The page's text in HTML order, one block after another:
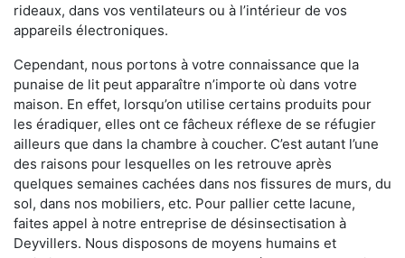
rideaux, dans vos ventilateurs ou à l’intérieur de vos
appareils électroniques.
Cependant, nous portons à votre connaissance que la
punaise de lit peut apparaître n’importe où dans votre
maison. En effet, lorsqu’on utilise certains produits pour
les éradiquer, elles ont ce fâcheux réflexe de se réfugier
ailleurs que dans la chambre à coucher. C’est autant l’une
des raisons pour lesquelles on les retrouve après
quelques semaines cachées dans nos fissures de murs, du
sol, dans nos mobiliers, etc. Pour pallier cette lacune,
faites appel à notre entreprise de désinsectisation à
Deyvillers. Nous disposons de moyens humains et